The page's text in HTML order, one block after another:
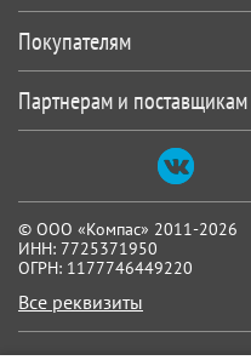
© ООО «Компас» 2011-2026
ИНН: 7725371950
ОГРН: 1177746449220
Все реквизиты
Покупателям
Партнерам и поставщикам